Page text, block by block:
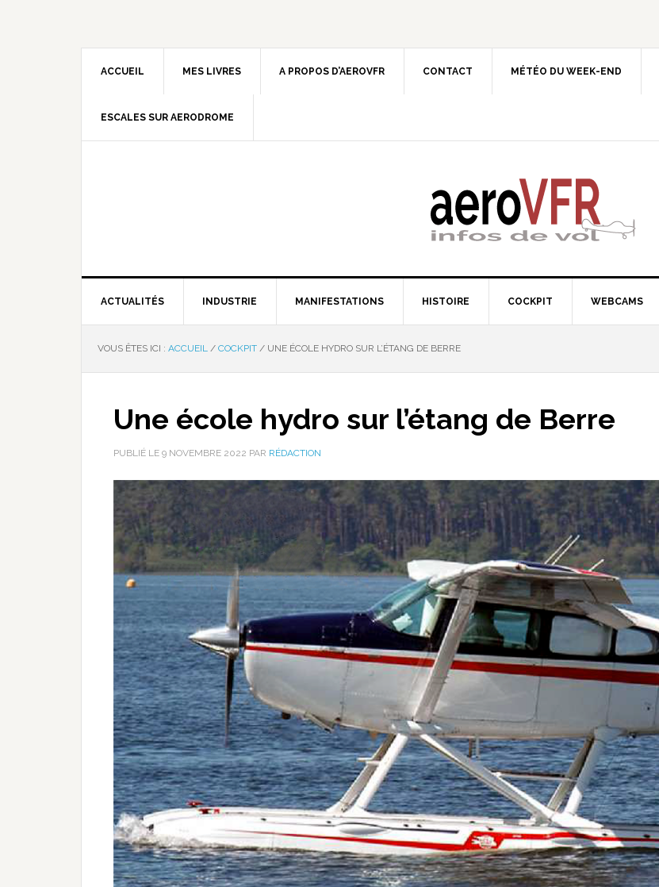
ACCUEIL MES LIVRES A PROPOS D’AEROVFR CONTACT MÉTÉO DU WEEK-END
ESCALES SUR AERODROME
ACTUALITÉS INDUSTRIE MANIFESTATIONS HISTOIRE COCKPIT WEBCAMS
VOUS ÊTES ICI : ACCUEIL / COCKPIT / UNE ÉCOLE HYDRO SUR L’ÉTANG DE BERRE
Une école hydro sur l’étang de Berre
PUBLIÉ LE 9 NOVEMBRE 2022 PAR RÉDACTION